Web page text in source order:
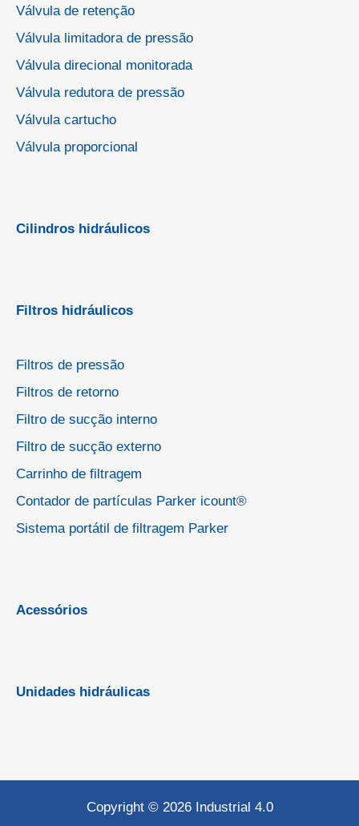
Válvula de retenção
Válvula limitadora de pressão
Válvula direcional monitorada
Válvula redutora de pressão
Válvula cartucho
Válvula proporcional
Cilindros hidráulicos
Filtros hidráulicos
Filtros de pressão
Filtros de retorno
Filtro de sucção interno
Filtro de sucção externo
Carrinho de filtragem
Contador de partículas Parker icount®
Sistema portátil de filtragem Parker
Acessórios
Unidades hidráulicas
Copyright © 2026 Industrial 4.0